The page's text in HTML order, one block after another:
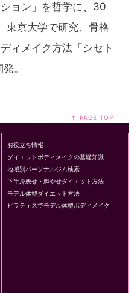
ョン」を哲学に、30
東京大学で研究、骨格
ィメイク方法「シセト
。
↑ PAGE TOP
お役立ち情報
ダイエットボディメイクの基礎知識
地域別パーソナルジム検索
下半身痩せ・脚やせダイエット方法
モデル体型ダイエット方法
ピラティスでモデル体型ボディメイク